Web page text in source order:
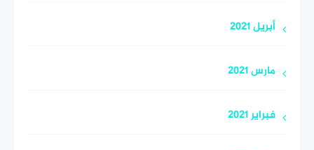
أبريل 2021
مارس 2021
فبراير 2021